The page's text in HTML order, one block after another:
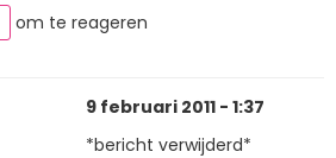
om te reageren
9 februari 2011 - 1:37
*bericht verwijderd*